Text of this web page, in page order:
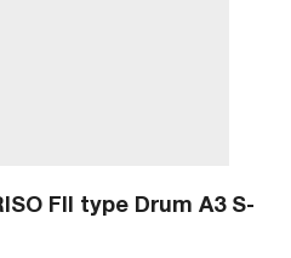
FII type Drum A3 S-